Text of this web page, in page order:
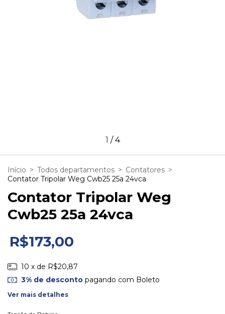
1 /4
Início > Todos departamentos > Contatores >
Contator Tripolar Weg Cwb25 25a 24vca
Contator Tripolar Weg
Cwb25 25a 24vca
R$173,00
10 x de R$20,87
3% de descontopagando com Boleto
Ver mais detalhes